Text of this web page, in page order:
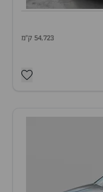
54,723 ק"מ